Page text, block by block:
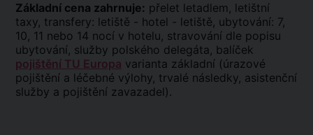
Základní cena zahrnuje: přelet letadlem, letištní
taxy, transfery: letiště - hotel - letiště, ubytování: 7,
10, 11 nebo 14 nocí v hotelu, stravování dle popisu
ubytování, služby polského delegáta, balíček
pojištění TU Europa varianta základní (úrazové
pojištění a léčebné výlohy, trvalé následky, asistenční
služby a pojištění zavazadel).